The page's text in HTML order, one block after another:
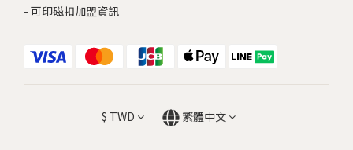
- 可印磁扣加盟資訊
$ TWD 繁體中文